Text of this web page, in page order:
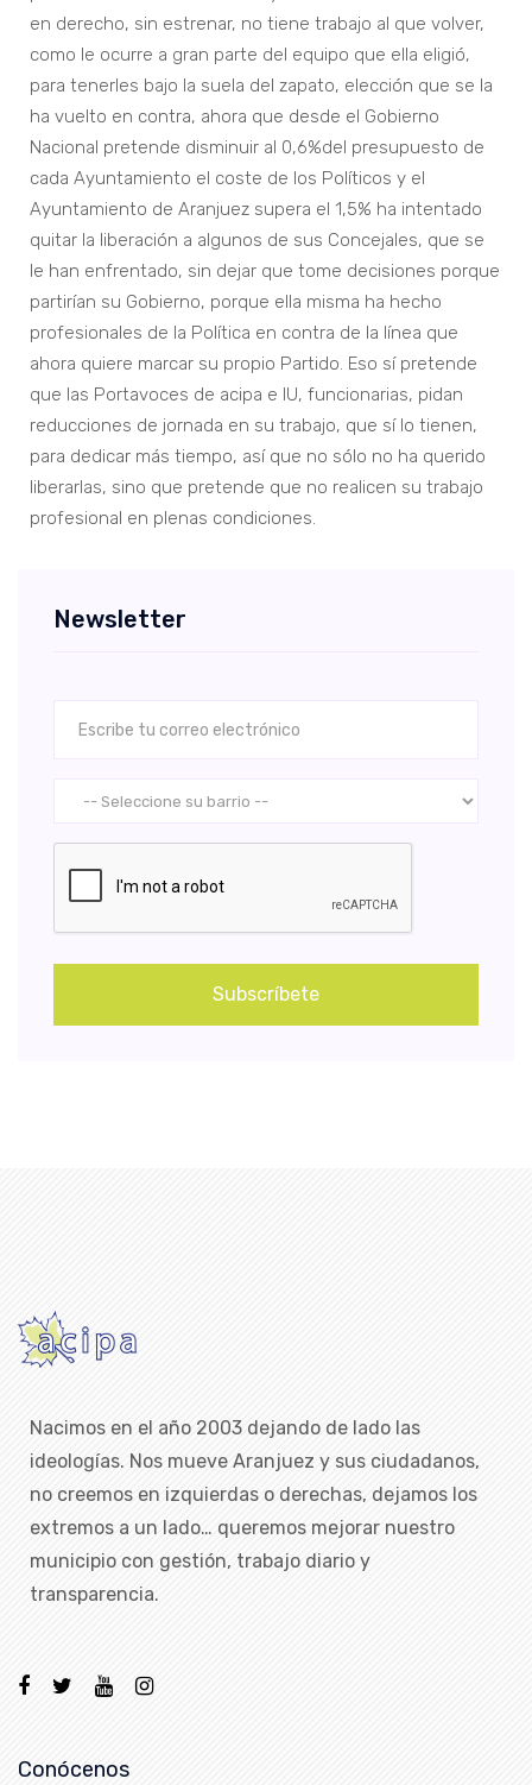
en derecho, sin estrenar, no tiene trabajo al que volver,
como le ocurre a gran parte del equipo que ella eligió,
para tenerles bajo la suela del zapato, elección que se la
ha vuelto en contra, ahora que desde el Gobierno
Nacional pretende disminuir al 0,6%del presupuesto de
cada Ayuntamiento el coste de los Políticos y el
Ayuntamiento de Aranjuez supera el 1,5% ha intentado
quitar la liberación a algunos de sus Concejales, que se
le han enfrentado, sin dejar que tome decisiones porque
partirían su Gobierno, porque ella misma ha hecho
profesionales de la Política en contra de la línea que
ahora quiere marcar su propio Partido. Eso sí pretende
que las Portavoces de acipa e IU, funcionarias, pidan
reducciones de jornada en su trabajo, que sí lo tienen,
para dedicar más tiempo, así que no sólo no ha querido
liberarlas, sino que pretende que no realicen su trabajo
profesional en plenas condiciones.
Newsletter
Subscríbete
Nacimos en el año 2003 dejando de lado las
ideologías. Nos mueve Aranjuez y sus ciudadanos,
no creemos en izquierdas o derechas, dejamos los
extremos a un lado… queremos mejorar nuestro
municipio con gestión, trabajo diario y
transparencia.
Conócenos